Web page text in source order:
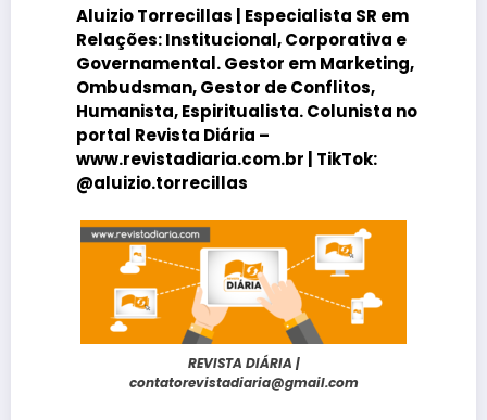
Aluizio Torrecillas | Especialista SR em
Relações: Institucional, Corporativa e
Governamental. Gestor em Marketing,
Ombudsman, Gestor de Conflitos,
Humanista, Espiritualista. Colunista no
portal Revista Diária –
www.revistadiaria.com.br | TikTok:
@aluizio.torrecillas
REVISTA DIÁRIA |
contatorevistadiaria@gmail.com